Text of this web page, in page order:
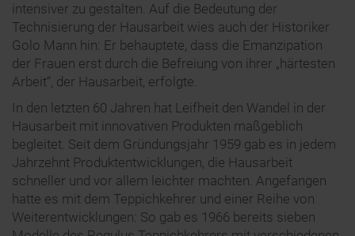
intensiver zu gestalten. Auf die Bedeutung der
Technisierung der Hausarbeit wies auch der Historiker
Golo Mann hin: Er behauptete, dass die Emanzipation
der Frauen erst durch die Befreiung von ihrer „härtesten
Arbeit“, der Hausarbeit, erfolgte.
In den letzten 60 Jahren hat Leifheit den Wandel in der
Hausarbeit mit innovativen Produkten maßgeblich
begleitet. Seit dem Gründungsjahr 1959 gab es in jedem
Jahrzehnt Produktentwicklungen, die Hausarbeit
schneller und vor allem leichter machten. Angefangen
hatte es mit dem Teppichkehrer und einer Reihe von
Weiterentwicklungen: So gab es 1966 bereits sieben